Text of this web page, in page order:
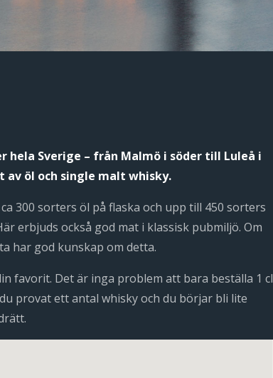
hela Sverige – från Malmö i söder till Luleå i
av öl och single malt whisky.
300 sorters öl på flaska och upp till 450 sorters
erbjuds också god mat i klassisk pubmiljö. Om
har god kunskap om detta.
favorit. Det är inga problem att bara beställa 1 cl
provat ett antal whisky och du börjar bli lite